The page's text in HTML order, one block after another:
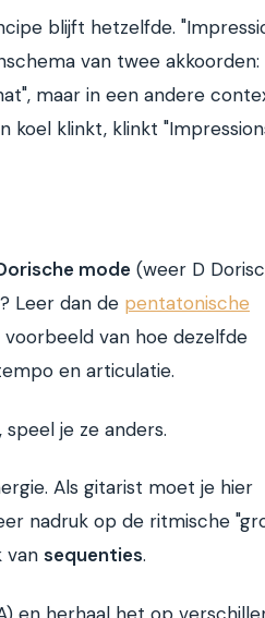
blijft hetzelfde.
van twee
maar in een andere
koel klinkt, klinkt
mode (weer D
Leer dan de pentatonische
van hoe dezelfde
en articulatie.
je ze anders.
Als gitarist moet je hier
nadruk op de ritmische
van sequenties.
en herhaal het op